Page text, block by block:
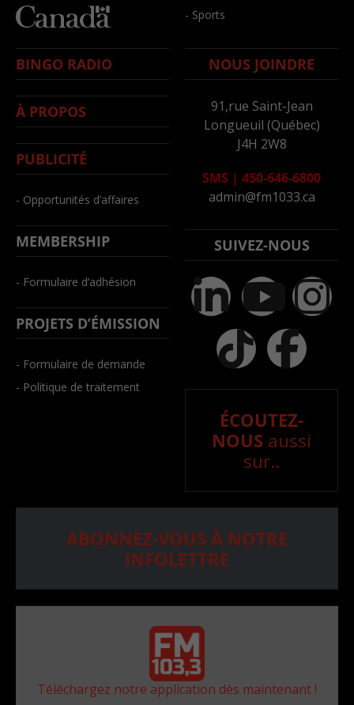
- Sports
BINGO RADIO
À PROPOS
PUBLICITÉ
- Opportunités d’affaires
MEMBERSHIP
- Formulaire d’adhésion
PROJETS D’ÉMISSION
- Formulaire de demande
- Politique de traitement
NOUS JOINDRE
91,rue Saint-Jean
Longueuil (Québec)
J4H 2W8
SMS | 450-646-6800
admin@fm1033.ca
SUIVEZ-NOUS
ÉCOUTEZ-
NOUS aussi
sur..
ABONNEZ-VOUS À NOTRE
INFOLETTRE
Téléchargez notre application dès maintenant !